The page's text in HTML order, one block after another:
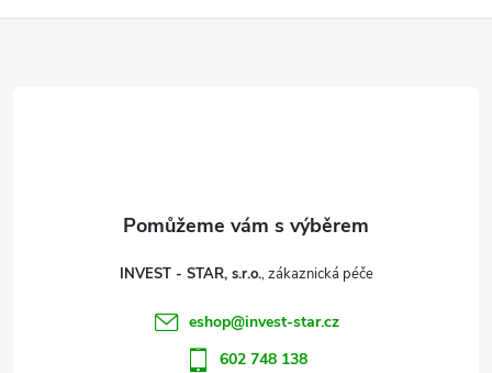
INVEST - STAR, s.r.o.
eshop@invest-star.cz
602 748 138